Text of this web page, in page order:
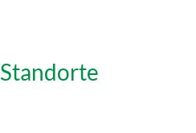
Standorte